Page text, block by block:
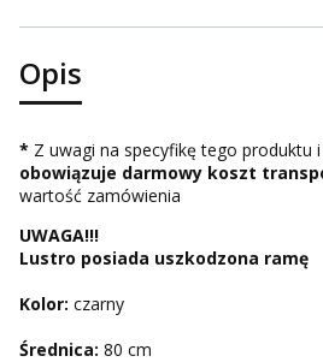
Opis
* Z uwagi na specyfikę tego produktu
obowiązuje darmowy koszt
wartość zamówienia
UWAGA!!!
Lustro posiada uszkodzona ramę
Kolor: czarny
Średnica: 80 cm